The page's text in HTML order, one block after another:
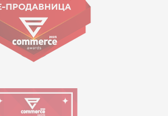
09:00 до 17:00